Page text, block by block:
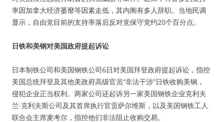
率因加拿大经济萎靡等因素走低，其内阁有多人辞职。当地民调
显示，自由党目前的支持率落后反对党保守党约20个百分点。
日铁和美钢对美国政府提起诉讼
日本制铁公司和美国钢铁公司6日对美国拜登政府提起诉讼，指控
美国总统拜登及其他美政府高级官员“非法干涉”日铁收购美钢，
侵犯企业正当权利。两家公司还起诉另一家美国钢铁企业克利夫
兰·克利夫斯公司及其首席执行官贡萨尔维斯，以及美国钢铁工人
联合会主席麦考尔，指控他们非法阻止收购交易。